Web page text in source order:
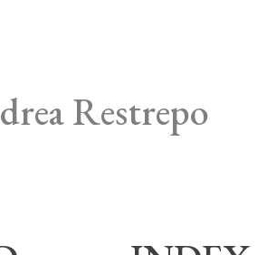
Restrepo